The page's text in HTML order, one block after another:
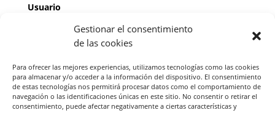
Gestionar el consentimiento
de las cookies
Para ofrecer las mejores experiencias, utilizamos tecnologías como las cookies
para almacenar y/o acceder a la información del dispositivo. El consentimiento
de estas tecnologías nos permitirá procesar datos como el comportamiento de
navegación o las identificaciones únicas en este sitio. No consentir o retirar el
consentimiento, puede afectar negativamente a ciertas características y
Usuario
MARTES Y JUEVES de17:00 a 20 horas
horas